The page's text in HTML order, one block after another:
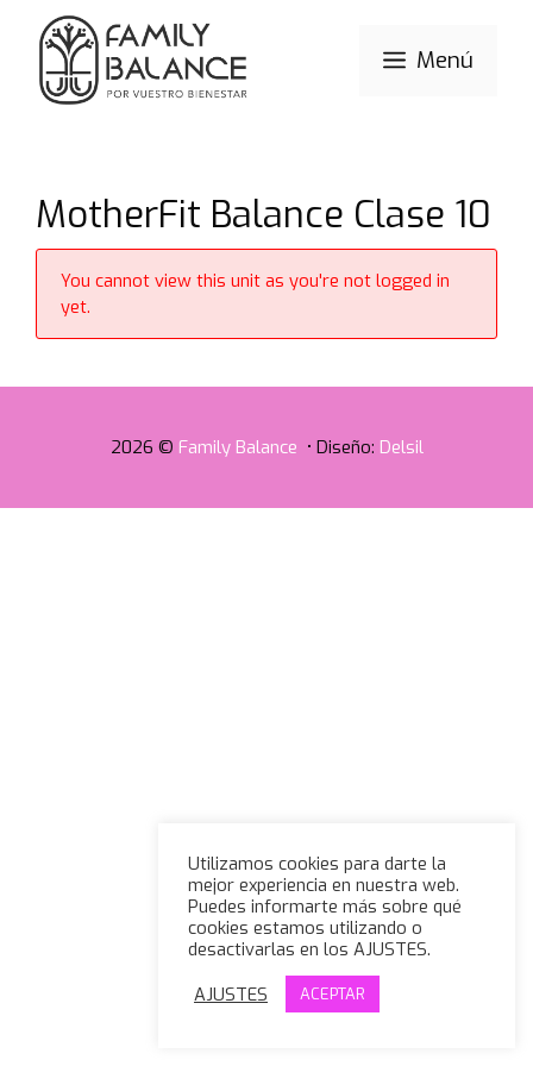
Saltar
contenido
Menú
MotherFit Balance Clase 10
You cannot view this unit as you're not logged in
yet.
2026 © Family Balance • Diseño: Delsil
Utilizamos cookies para darte la
mejor experiencia en nuestra web.
Puedes informarte más sobre qué
cookies estamos utilizando o
desactivarlas en los AJUSTES.
AJUSTES
ACEPTAR